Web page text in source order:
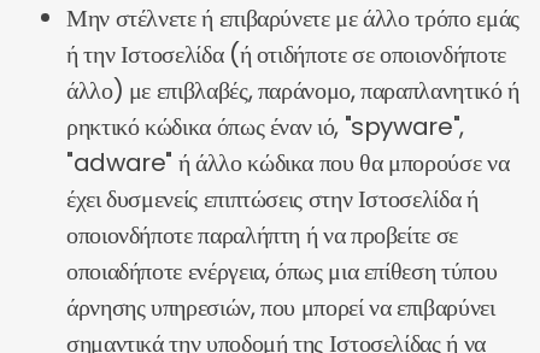
Μην στέλνετε ή επιβαρύνετε με άλλο τρόπο εμάς
ή την Ιστοσελίδα (ή οτιδήποτε σε οποιονδήποτε
άλλο) με επιβλαβές, παράνομο, παραπλανητικό ή
ρηκτικό κώδικα όπως έναν ιό, "spyware",
"adware" ή άλλο κώδικα που θα μπορούσε να
έχει δυσμενείς επιπτώσεις στην Ιστοσελίδα ή
οποιονδήποτε παραλήπτη ή να προβείτε σε
οποιαδήποτε ενέργεια, όπως μια επίθεση τύπου
άρνησης υπηρεσιών, που μπορεί να επιβαρύνει
σημαντικά την υποδομή της Ιστοσελίδας ή να